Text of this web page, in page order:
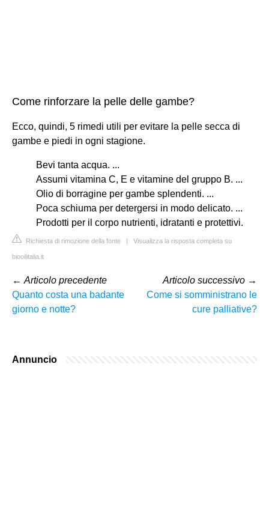
Come rinforzare la pelle delle gambe?
Ecco, quindi, 5 rimedi utili per evitare la pelle secca di
gambe e piedi in ogni stagione.
Bevi tanta acqua. ...
Assumi vitamina C, E e vitamine del gruppo B. ...
Olio di borragine per gambe splendenti. ...
Poca schiuma per detergersi in modo delicato. ...
Prodotti per il corpo nutrienti, idratanti e protettivi.
Richiesta di rimozione della fonte | Visualizza la risposta completa su
biooilitalia.it
← Articolo precedente
Quanto costa una badante
giorno e notte?
Articolo successivo →
Come si somministrano le
cure palliative?
Annuncio